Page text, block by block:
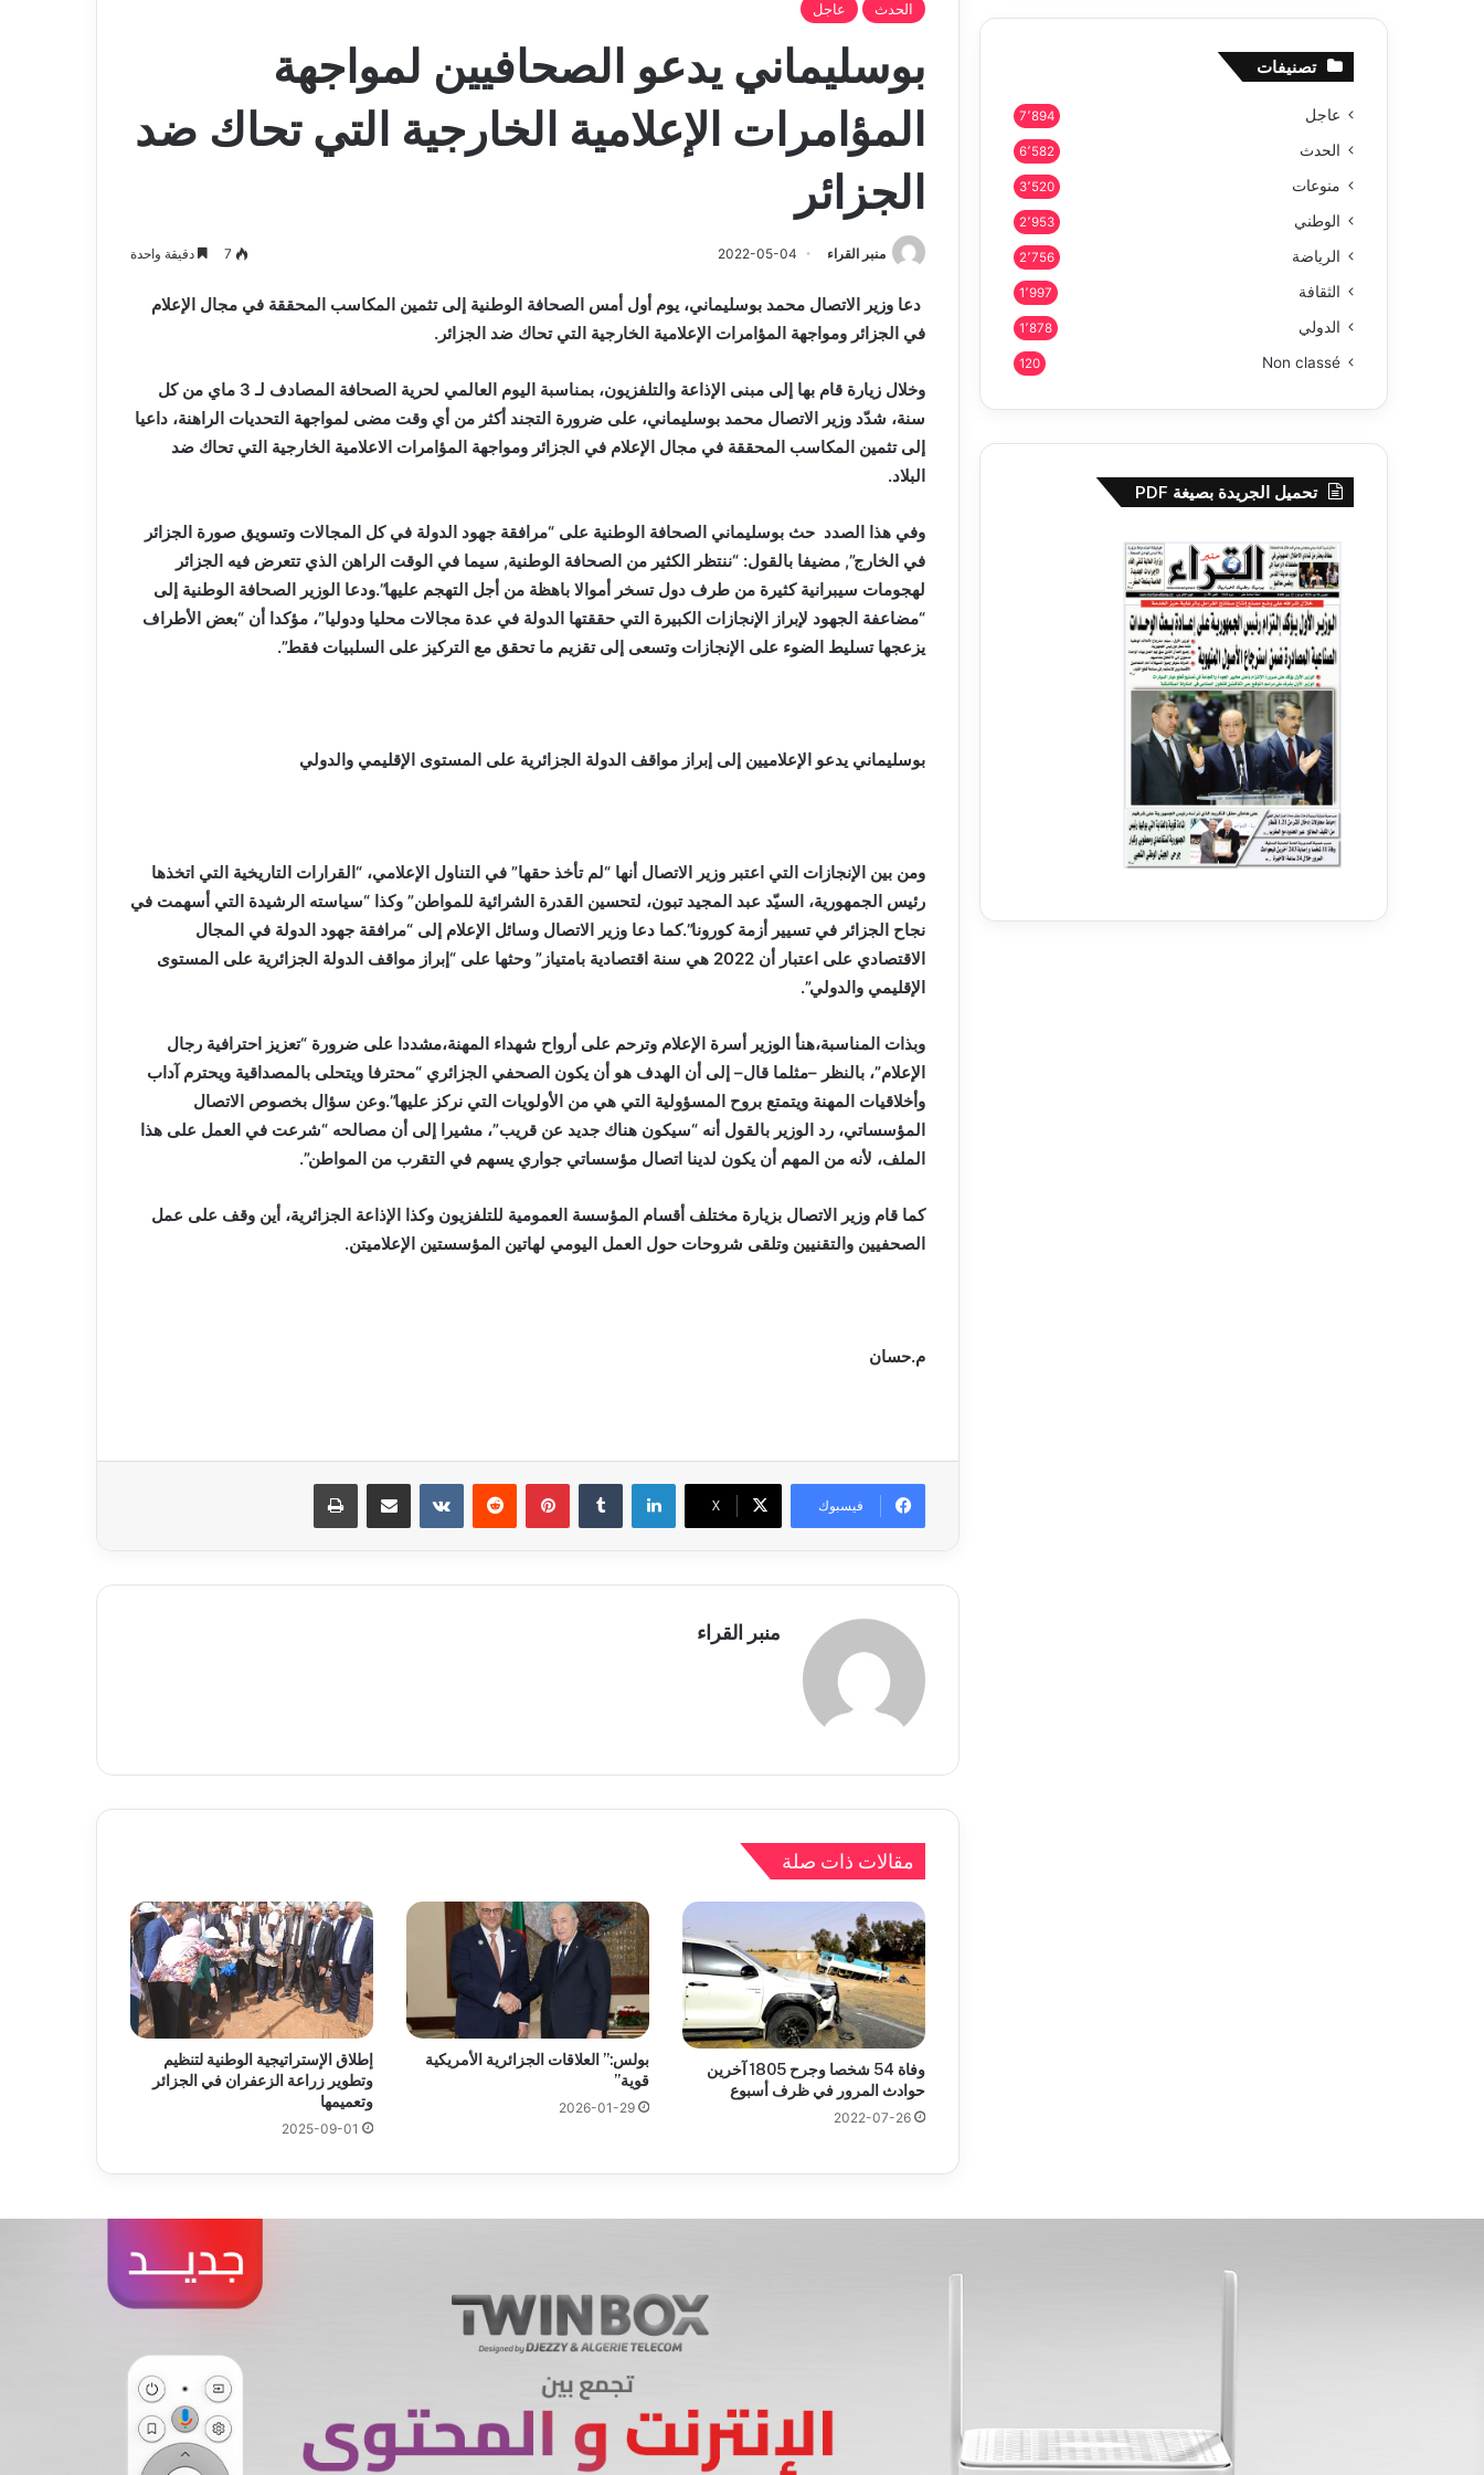
الحدث عاجل
بوسليماني يدعو الصحافيين لمواجهة
المؤامرات الإعلامية الخارجية التي تحاك ضد
الجزائر
منبر القراء 2022-05-04
7 دقيقة واحدة
دعا وزير الاتصال محمد بوسليماني، يوم أول أمس الصحافة الوطنية إلى تثمين المكاسب المحققة في مجال الإعلام
في الجزائر ومواجهة المؤامرات الإعلامية الخارجية التي تحاك ضد الجزائر.
وخلال زيارة قام بها إلى مبنى الإذاعة والتلفزيون، بمناسبة اليوم العالمي لحرية الصحافة المصادف لـ 3 ماي من كل
سنة، شدّد وزير الاتصال محمد بوسليماني، على ضرورة التجند أكثر من أي وقت مضى لمواجهة التحديات الراهنة، داعيا
إلى تثمين المكاسب المحققة في مجال الإعلام في الجزائر ومواجهة المؤامرات الاعلامية الخارجية التي تحاك ضد
البلاد.
وفي هذا الصدد حث بوسليماني الصحافة الوطنية على “مرافقة جهود الدولة في كل المجالات وتسويق صورة الجزائر
في الخارج”, مضيفا بالقول: “ننتظر الكثير من الصحافة الوطنية, سيما في الوقت الراهن الذي تتعرض فيه الجزائر
لهجومات سيبرانية كثيرة من طرف دول تسخر أموالا باهظة من أجل التهجم عليها”.ودعا الوزير الصحافة الوطنية إلى
“مضاعفة الجهود لإبراز الإنجازات الكبيرة التي حققتها الدولة في عدة مجالات محليا ودوليا”، مؤكدا أن “بعض الأطراف
يزعجها تسليط الضوء على الإنجازات وتسعى إلى تقزيم ما تحقق مع التركيز على السلبيات فقط”.
بوسليماني يدعو الإعلاميين إلى إبراز مواقف الدولة الجزائرية على المستوى الإقليمي والدولي
ومن بين الإنجازات التي اعتبر وزير الاتصال أنها “لم تأخذ حقها” في التناول الإعلامي، “القرارات التاريخية التي اتخذها
رئيس الجمهورية، السيّد عبد المجيد تبون، لتحسين القدرة الشرائية للمواطن” وكذا “سياسته الرشيدة التي أسهمت في
نجاح الجزائر في تسيير أزمة كورونا”.كما دعا وزير الاتصال وسائل الإعلام إلى “مرافقة جهود الدولة في المجال
الاقتصادي على اعتبار أن 2022 هي سنة اقتصادية بامتياز” وحثها على “إبراز مواقف الدولة الجزائرية على المستوى
الإقليمي والدولي”.
وبذات المناسبة،هنأ الوزير أسرة الإعلام وترحم على أرواح شهداء المهنة،مشددا على ضرورة “تعزيز احترافية رجال
الإعلام”، بالنظر –مثلما قال– إلى أن الهدف هو أن يكون الصحفي الجزائري “محترفا ويتحلى بالمصداقية ويحترم آداب
وأخلاقيات المهنة ويتمتع بروح المسؤولية التي هي من الأولويات التي نركز عليها”.وعن سؤال بخصوص الاتصال
المؤسساتي، رد الوزير بالقول أنه “سيكون هناك جديد عن قريب”، مشيرا إلى أن مصالحه “شرعت في العمل على هذا
الملف، لأنه من المهم أن يكون لدينا اتصال مؤسساتي جواري يسهم في التقرب من المواطن”.
كما قام وزير الاتصال بزيارة مختلف أقسام المؤسسة العمومية للتلفزيون وكذا الإذاعة الجزائرية، أين وقف على عمل
الصحفيين والتقنيين وتلقى شروحات حول العمل اليومي لهاتين المؤسستين الإعلاميتن.
م.حسان
فيسبوك X
لينكدإن بينتيريست مشاركة عبر البريد
منبر القراء
مقالات ذات صلة
وفاة 54 شخصا وجرح 1805 آخرين
حوادث المرور في ظرف أسبوع
2022-07-26
بولس:” العلاقات الجزائرية الأمريكية
قوية”
2026-01-29
إطلاق الإستراتيجية الوطنية لتنظيم
وتطوير زراعة الزعفران في الجزائر
وتعميمها
2025-09-01
تصنيفات
عاجل 7٬894
الحدث 6٬582
منوعات 3٬520
الوطني 2٬953
الرياضة 2٬756
الثقافة 1٬997
الدولي 1٬878
Non classé
120
تحميل الجريدة بصيغة PDF